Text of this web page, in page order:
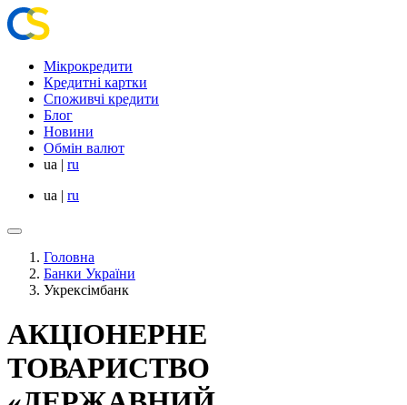
Мікрокредити
Кредитні картки
Споживчі кредити
Блог
Новини
Обмін валют
ua | ru
ua | ru
Головна
Банки України
Укрексімбанк
АКЦІОНЕРНЕ
ТОВАРИСТВО